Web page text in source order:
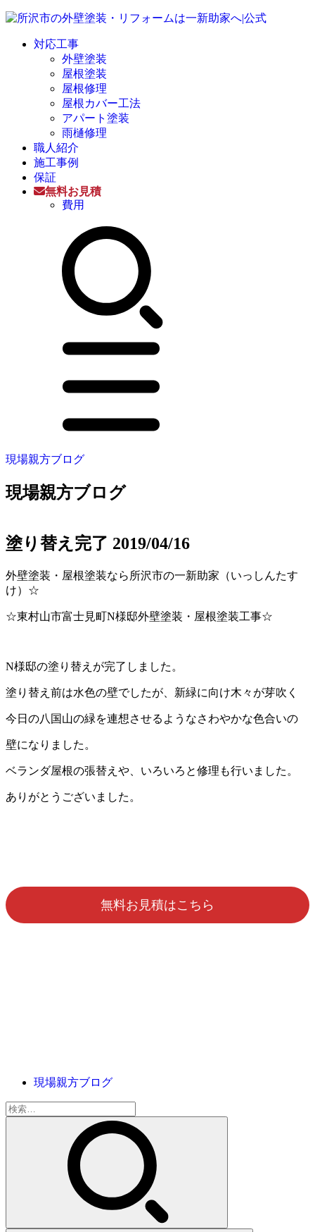
対応工事
外壁塗装
屋根塗装
屋根修理
屋根カバー工法
アパート塗装
雨樋修理
職人紹介
施工事例
保証
無料お見積
費用
現場親方ブログ
現場親方ブログ
塗り替え完了 2019/04/16
外壁塗装・屋根塗装なら所沢市の一新助家（いっしんたす
け）☆
☆東村山市富士見町N様邸外壁塗装・屋根塗装工事☆
N様邸の塗り替えが完了しました。
塗り替え前は水色の壁でしたが、新緑に向け木々が芽吹く
今日の八国山の緑を連想させるようなさわやかな色合いの
壁になりました。
ベランダ屋根の張替えや、いろいろと修理も行いました。
ありがとうございました。
無料お見積はこちら
現場親方ブログ
検
索: